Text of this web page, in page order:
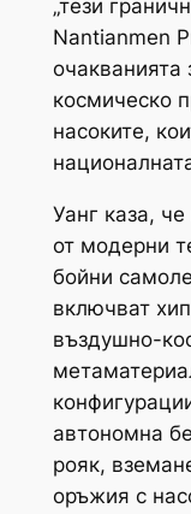
„тези
Nantianmen
космическо
насоките,
Уанг каза,
от модерни
бойни
включват
въздушно-
автономна
рояк,
оръжия с